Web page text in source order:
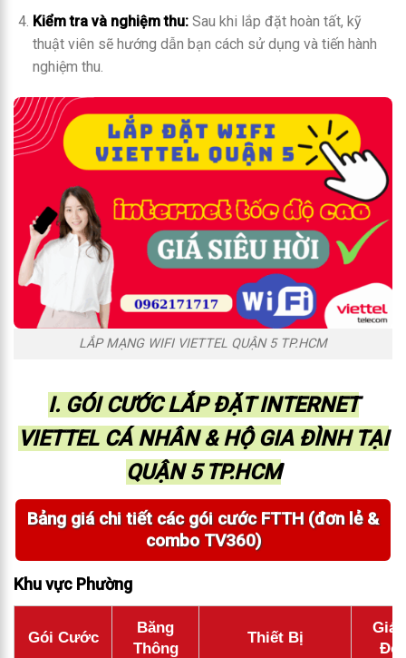
Kiểm tra và nghiệm thu: Sau khi lắp đặt hoàn tất, kỹ
thuật viên sẽ hướng dẫn bạn cách sử dụng và tiến hành
nghiệm thu.
LẮP MẠNG WIFI VIETTEL QUẬN 5 TP.HCM
I. GÓI CƯỚC LẮP ĐẶT INTERNET
VIETTEL CÁ NHÂN & HỘ GIA ĐÌNH TẠI
QUẬN 5 TP.HCM
Bảng giá chi tiết các gói cước FTTH (đơn lẻ &
combo TV360)
Khu vực Phường
Gói Cước
Băng
Thông
Thiết Bị
Giá